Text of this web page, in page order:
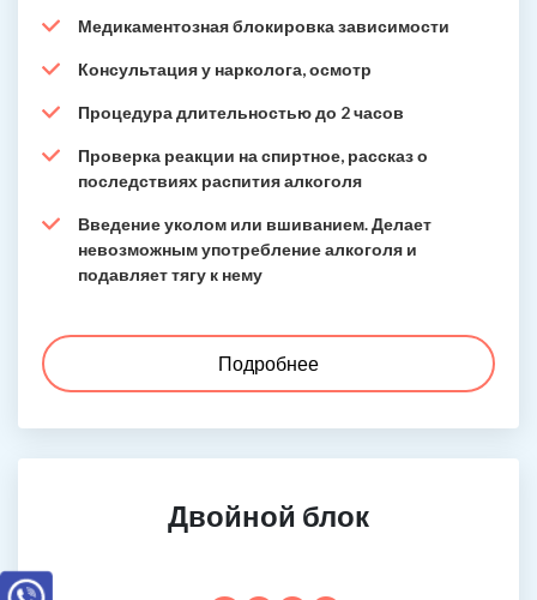
Медикаментозная блокировка зависимости
Консультация у нарколога, осмотр
Процедура длительностью до 2 часов
Проверка реакции на спиртное, рассказ о
последствиях распития алкоголя
Введение уколом или вшиванием. Делает
невозможным употребление алкоголя и
подавляет тягу к нему
Подробнее
Двойной блок